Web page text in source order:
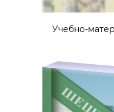
Учебно-